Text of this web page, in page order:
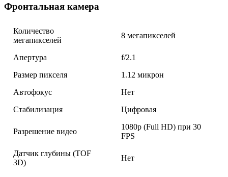
Фронтальная камера
Количество
мегапикселей
8 мегапикселей
Апертура
f/2.1
Размер пикселя
1.12 микрон
Автофокус
Нет
Стабилизация
Цифровая
Разрешение видео
1080p (Full HD) при 30
FPS
Датчик глубины (TOF
3D)
Нет